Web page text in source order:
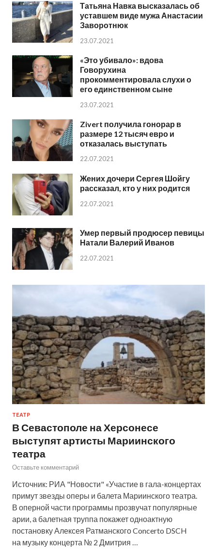
Татьяна Навка высказалась об
уставшем виде мужа Анастасии
Заворотнюк
23.07.2021
«Это убивало»: вдова
Говорухина
прокомментировала слухи о
его единственном сыне
23.07.2021
Zivert получила гонорар в
размере 12 тысяч евро и
отказалась выступать
22.07.2021
Жених дочери Сергея Шойгу
рассказал, кто у них родится
22.07.2021
Умер первый продюсер певицы
Натали Валерий Иванов
22.07.2021
ТЕАТР
В Севастополе на Херсонесе
выступят артисты Мариинского
театра
Оставьте комментарий
Источник: РИА "Новости" «Участие в гала-концертах
примут звезды оперы и балета Мариинского театра.
В оперной части программы прозвучат популярные
арии, а балетная труппа покажет одноактную
постановку Алексея Ратманского Concerto DSCH
на музыку концерта № 2 Дмитрия …